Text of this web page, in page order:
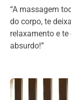
“A massagem
do corpo, te
relaxamento e
absurdo!”